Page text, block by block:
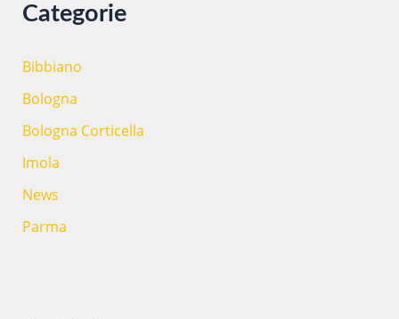
Categorie
Bibbiano
Bologna
Bologna Corticella
Imola
News
Parma